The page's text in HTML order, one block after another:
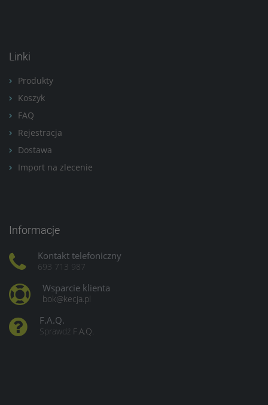
Linki
Produkty
Koszyk
FAQ
Rejestracja
Dostawa
Import na zlecenie
Informacje
Kontakt telefoniczny
693 713 987
Wsparcie klienta
bok@kecja.pl
F.A.Q.
Sprawdź F.A.Q.